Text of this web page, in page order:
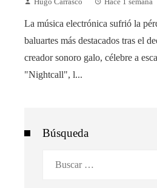
La música electrónica sufrió la
baluartes más destacados tras el
creador sonoro galo, célebre a
"Nightcall", l...
Búsqueda